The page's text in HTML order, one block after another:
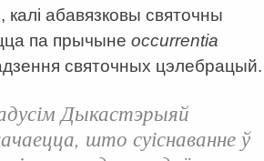
калі абавязковы святочны
па прычыне occurrentia
святочных цэлебрацый.
Дыкастэрыяй
што суіснаванне ў